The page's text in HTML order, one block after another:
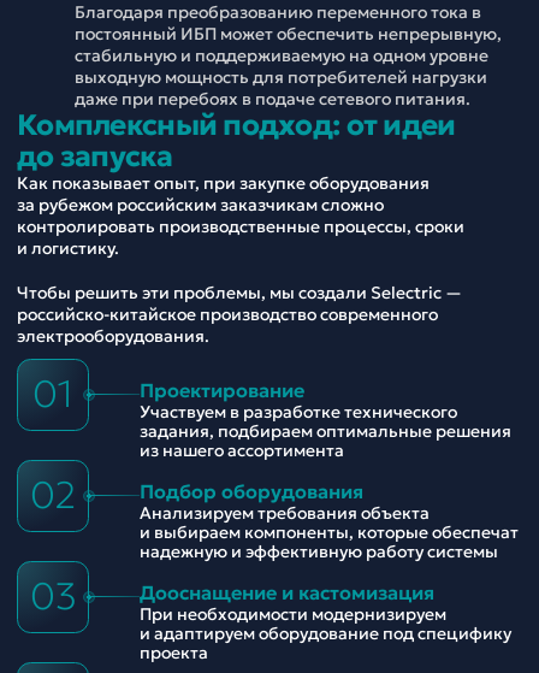
Благодаря преобразованию переменного тока в
постоянный ИБП может обеспечить непрерывную,
стабильную и поддерживаемую на одном уровне
выходную мощность для потребителей нагрузки
даже при перебоях в подаче сетевого питания.
Комплексный подход: от идеи
до запуска
Как показывает опыт, при закупке оборудования
за рубежом российским заказчикам сложно
контролировать производственные процессы, сроки
и логистику.
Чтобы решить эти проблемы, мы создали Selectric —
российско-китайское производство современного
электрооборудования.
01 Проектирование
Участвуем в разработке технического
задания, подбираем оптимальные решения
из нашего ассортимента
02 Подбор оборудования
Анализируем требования объекта
и выбираем компоненты, которые обеспечат
надежную и эффективную работу системы
03 Дооснащение и кастомизация
При необходимости модернизируем
и адаптируем оборудование под специфику
проекта